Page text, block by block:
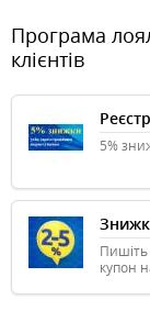
Програма
клієнтів
5%
Пишіть
купон